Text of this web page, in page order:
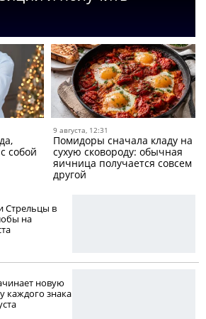
собой
9 августа, 12:31
Помидоры сначала кладу на
сухую сковороду: обычная
яичница получается совсем
другой
Стрельцы в
на
новую
каждого знака